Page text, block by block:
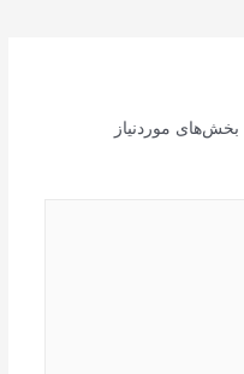
بخش‌های موردنیاز